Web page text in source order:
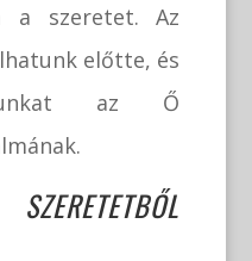
a szeretet. Az
előtte, és
az Ő